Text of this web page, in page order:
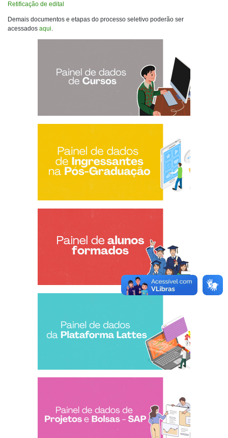
Retificação de edital
Demais documentos e etapas do processo seletivo poderão ser
acessados aqui.